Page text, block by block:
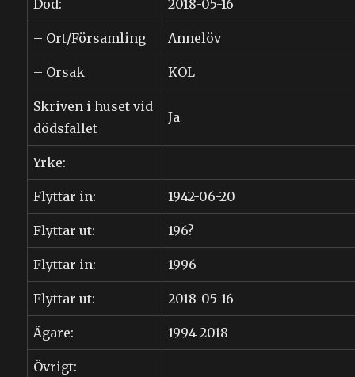
Död: 2018-05-16
– Ort/Församling Annelöv
– Orsak KOL
Skriven i huset vid
dödsfallet
Ja
Yrke:
Flyttar in: 1942-06-20
Flyttar ut: 196?
Flyttar in: 1996
Flyttar ut: 2018-05-16
Ägare: 1994-2018
Övrigt: